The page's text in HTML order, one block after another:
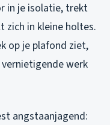
in je isolatie, trekt
zich in kleine holtes.
op je plafond ziet,
werk
angstaanjagend: